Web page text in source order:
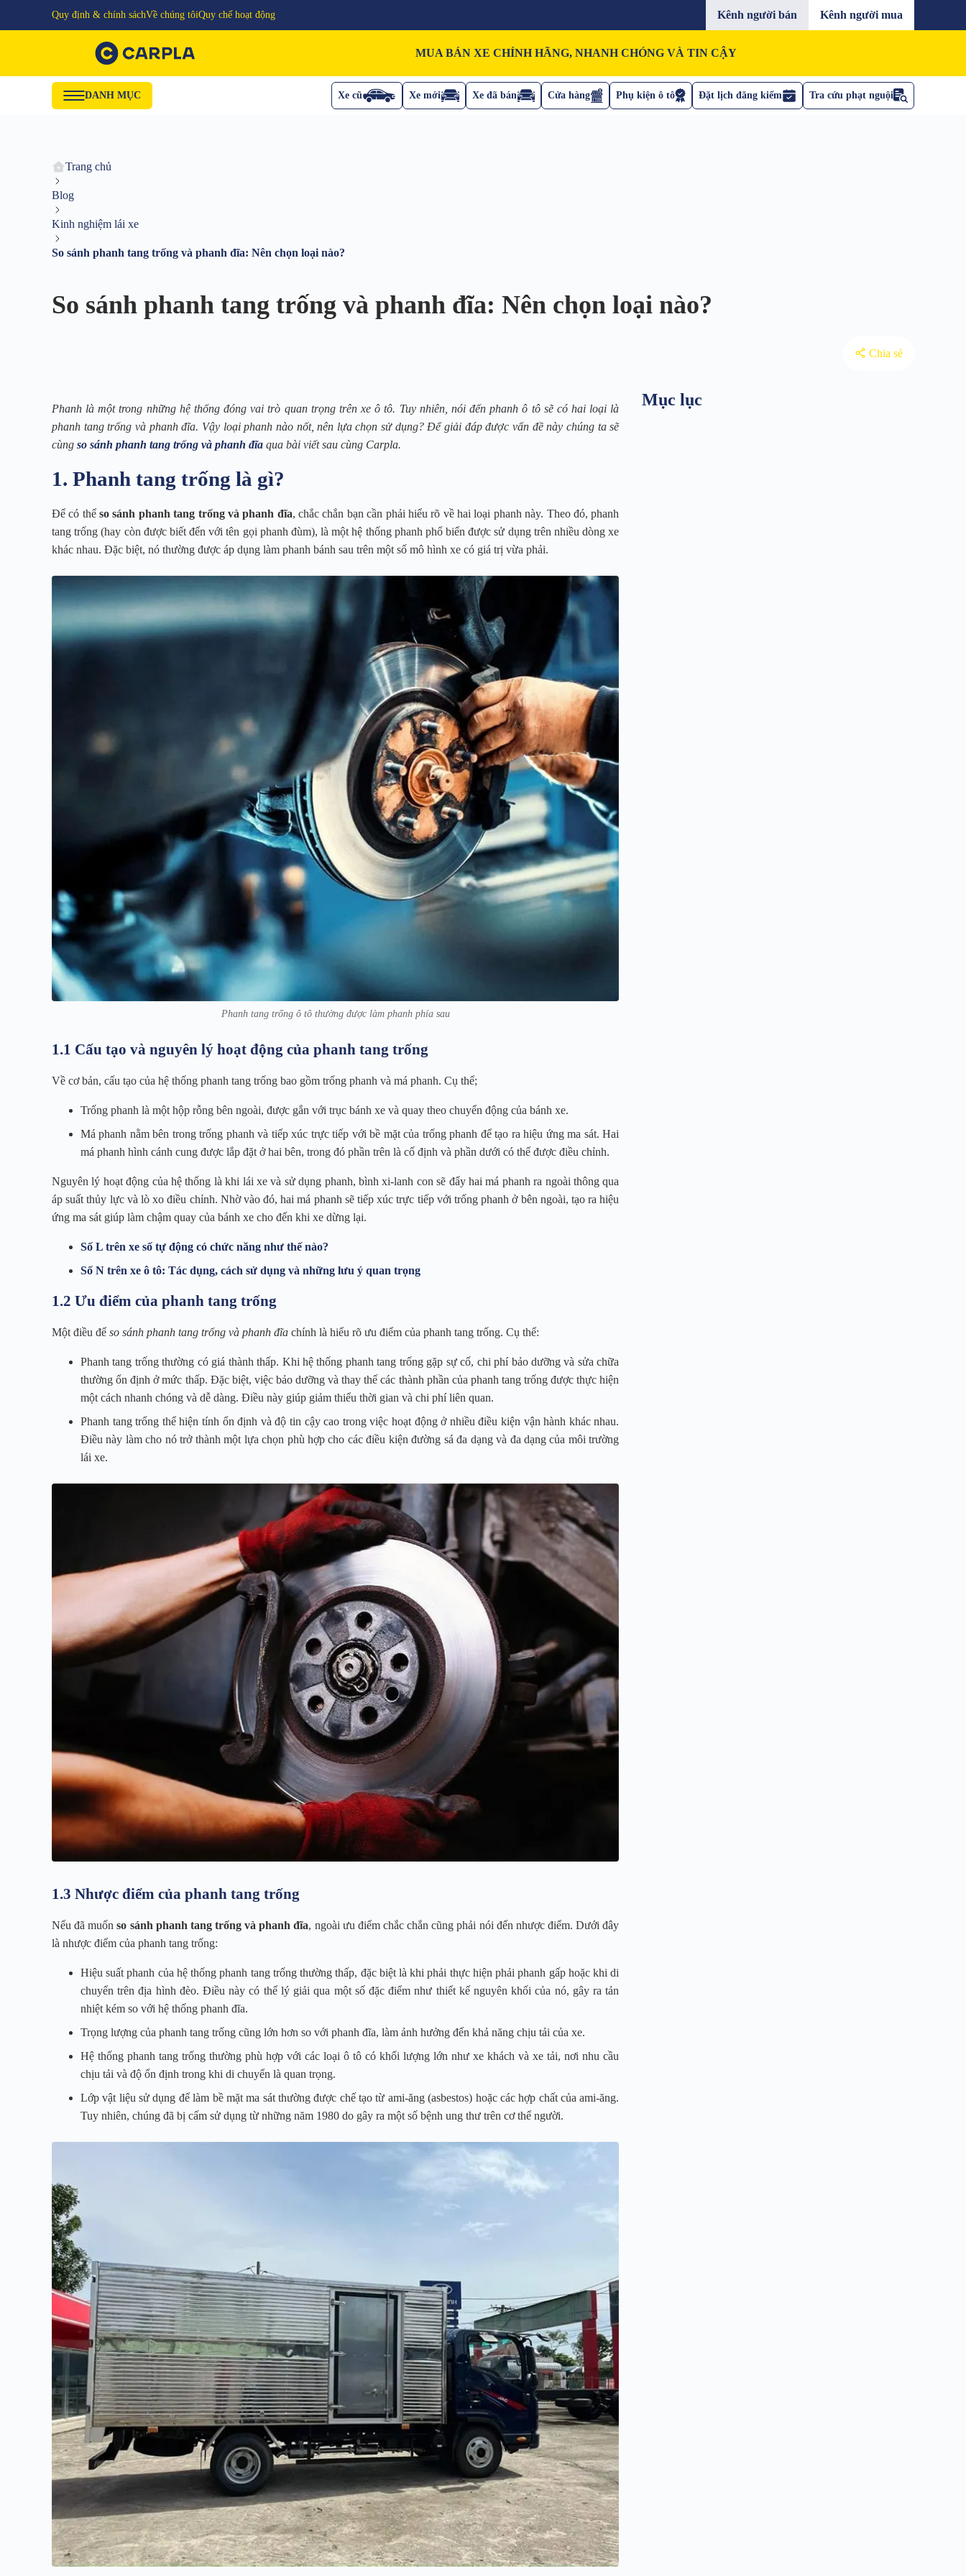
Quy định & chính sáchVề chúng tôiQuy chế hoạt động Kênh người bán Kênh người mua
MUA BÁN XE CHÍNH HÃNG, NHANH CHÓNG VÀ TIN CẬY
DANH MỤC Xe cũ Xe mới Xe đã bán Cửa hàng Phụ kiện ô tô Đặt lịch đăng kiểm Tra cứu phạt nguội
Trang chủ
Blog
Kinh nghiệm lái xe
So sánh phanh tang trống và phanh đĩa: Nên chọn loại nào?
So sánh phanh tang trống và phanh đĩa: Nên chọn loại nào?
Chia sẻ
Phanh là một trong những hệ thống đóng vai trò quan trọng trên xe ô tô. Tuy nhiên, nói đến phanh ô tô sẽ có hai loại là
phanh tang trống và phanh đĩa. Vậy loại phanh nào nốt, nên lựa chọn sử dụng? Để giải đáp được vấn đề này chúng ta sẽ
cùng so sánh phanh tang trống và phanh đĩa qua bài viết sau cùng Carpla.
1. Phanh tang trống là gì?
Để có thểso sánh phanh tang trống và phanh đĩa, chắc chắn bạn cần phải hiểu rõ về hai loại phanh này. Theo đó, phanh
tang trống (hay còn được biết đến với tên gọi phanh đùm), là một hệ thống phanh phổ biến được sử dụng trên nhiều dòng xe
khác nhau. Đặc biệt, nó thường được áp dụng làm phanh bánh sau trên một số mô hình xe có giá trị vừa phải.
Phanh tang trống ô tô thường được làm phanh phía sau
1.1 Cấu tạo và nguyên lý hoạt động của phanh tang trống
Về cơ bản, cấu tạo của hệ thống phanh tang trống bao gồm trống phanh và má phanh. Cụ thể;
Trống phanh là một hộp rỗng bên ngoài, được gắn với trục bánh xe và quay theo chuyển động của bánh xe.
Má phanh nằm bên trong trống phanh và tiếp xúc trực tiếp với bề mặt của trống phanh để tạo ra hiệu ứng ma sát. Hai
má phanh hình cánh cung được lắp đặt ở hai bên, trong đó phần trên là cố định và phần dưới có thể được điều chỉnh.
Nguyên lý hoạt động của hệ thống là khi lái xe và sử dụng phanh, bình xi-lanh con sẽ đẩy hai má phanh ra ngoài thông qua
áp suất thủy lực và lò xo điều chỉnh. Nhờ vào đó, hai má phanh sẽ tiếp xúc trực tiếp với trống phanh ở bên ngoài, tạo ra hiệu
ứng ma sát giúp làm chậm quay của bánh xe cho đến khi xe dừng lại.
Số L trên xe số tự động có chức năng như thế nào?
Số N trên xe ô tô: Tác dụng, cách sử dụng và những lưu ý quan trọng
1.2 Ưu điểm của phanh tang trống
Một điều để so sánh phanh tang trống và phanh đĩa chính là hiểu rõ ưu điểm của phanh tang trống. Cụ thể:
Phanh tang trống thường có giá thành thấp. Khi hệ thống phanh tang trống gặp sự cố, chi phí bảo dưỡng và sửa chữa
thường ổn định ở mức thấp. Đặc biệt, việc bảo dưỡng và thay thế các thành phần của phanh tang trống được thực hiện
một cách nhanh chóng và dễ dàng. Điều này giúp giảm thiểu thời gian và chi phí liên quan.
Phanh tang trống thể hiện tính ổn định và độ tin cậy cao trong việc hoạt động ở nhiều điều kiện vận hành khác nhau.
Điều này làm cho nó trở thành một lựa chọn phù hợp cho các điều kiện đường sá đa dạng và đa dạng của môi trường
lái xe.
1.3 Nhược điểm của phanh tang trống
Nếu đã muốnso sánh phanh tang trống và phanh đĩa, ngoài ưu điểm chắc chắn cũng phải nói đến nhược điểm. Dưới đây
là nhược điểm của phanh tang trống:
Hiệu suất phanh của hệ thống phanh tang trống thường thấp, đặc biệt là khi phải thực hiện phải phanh gấp hoặc khi di
chuyển trên địa hình đèo. Điều này có thể lý giải qua một số đặc điểm như thiết kế nguyên khối của nó, gây ra tản
nhiệt kém so với hệ thống phanh đĩa.
Trọng lượng của phanh tang trống cũng lớn hơn so với phanh đĩa, làm ảnh hưởng đến khả năng chịu tải của xe.
Hệ thống phanh tang trống thường phù hợp với các loại ô tô có khối lượng lớn như xe khách và xe tải, nơi nhu cầu
chịu tải và độ ổn định trong khi di chuyển là quan trọng.
Lớp vật liệu sử dụng để làm bề mặt ma sát thường được chế tạo từ ami-ăng (asbestos) hoặc các hợp chất của ami-ăng.
Tuy nhiên, chúng đã bị cấm sử dụng từ những năm 1980 do gây ra một số bệnh ung thư trên cơ thể người.
Mục lục